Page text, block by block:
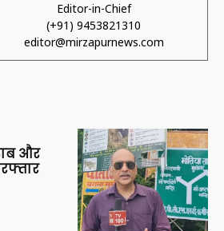
Editor-in-Chief
(+91) 9453821310
editor@mirzapurnews.com
और